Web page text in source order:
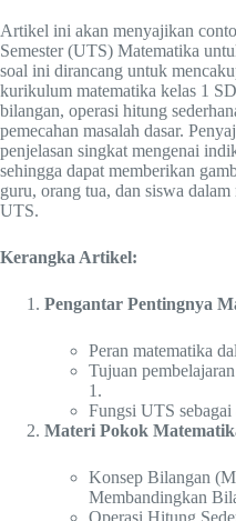
Artikel ini akan menyajikan
Semester (UTS) Matematika
soal ini dirancang untuk
kurikulum matematika kelas 1
bilangan, operasi hitung
pemecahan masalah dasar.
penjelasan singkat mengenai
sehingga dapat memberikan
guru, orang tua, dan siswa
UTS.
Kerangka Artikel:
Pengantar Pentingnya
Peran matematika
Tujuan
1.
Fungsi UTS sebagai
Materi Pokok
Konsep Bilangan
Membandingkan